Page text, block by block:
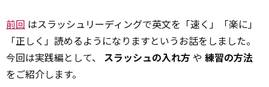
前回 はスラッシュリーディングで英文を「速く」「楽に」
「正しく」読めるようになりますというお話をしました。
今回は実践編として、 スラッシュの入れ方や 練習の方法
をご紹介します。